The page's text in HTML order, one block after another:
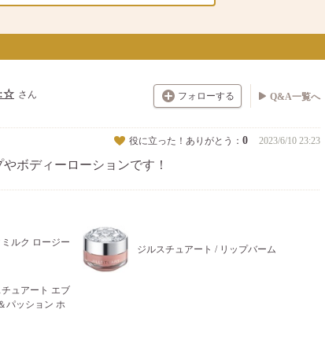
フォローする
さん Q&A一覧へ
役に立った！ありがとう： 0 2023/6/10 23:23
ボディーローションです！
ルク ロージー
ジルスチュアート / リップバーム
ュアート エブ
パッション ホ